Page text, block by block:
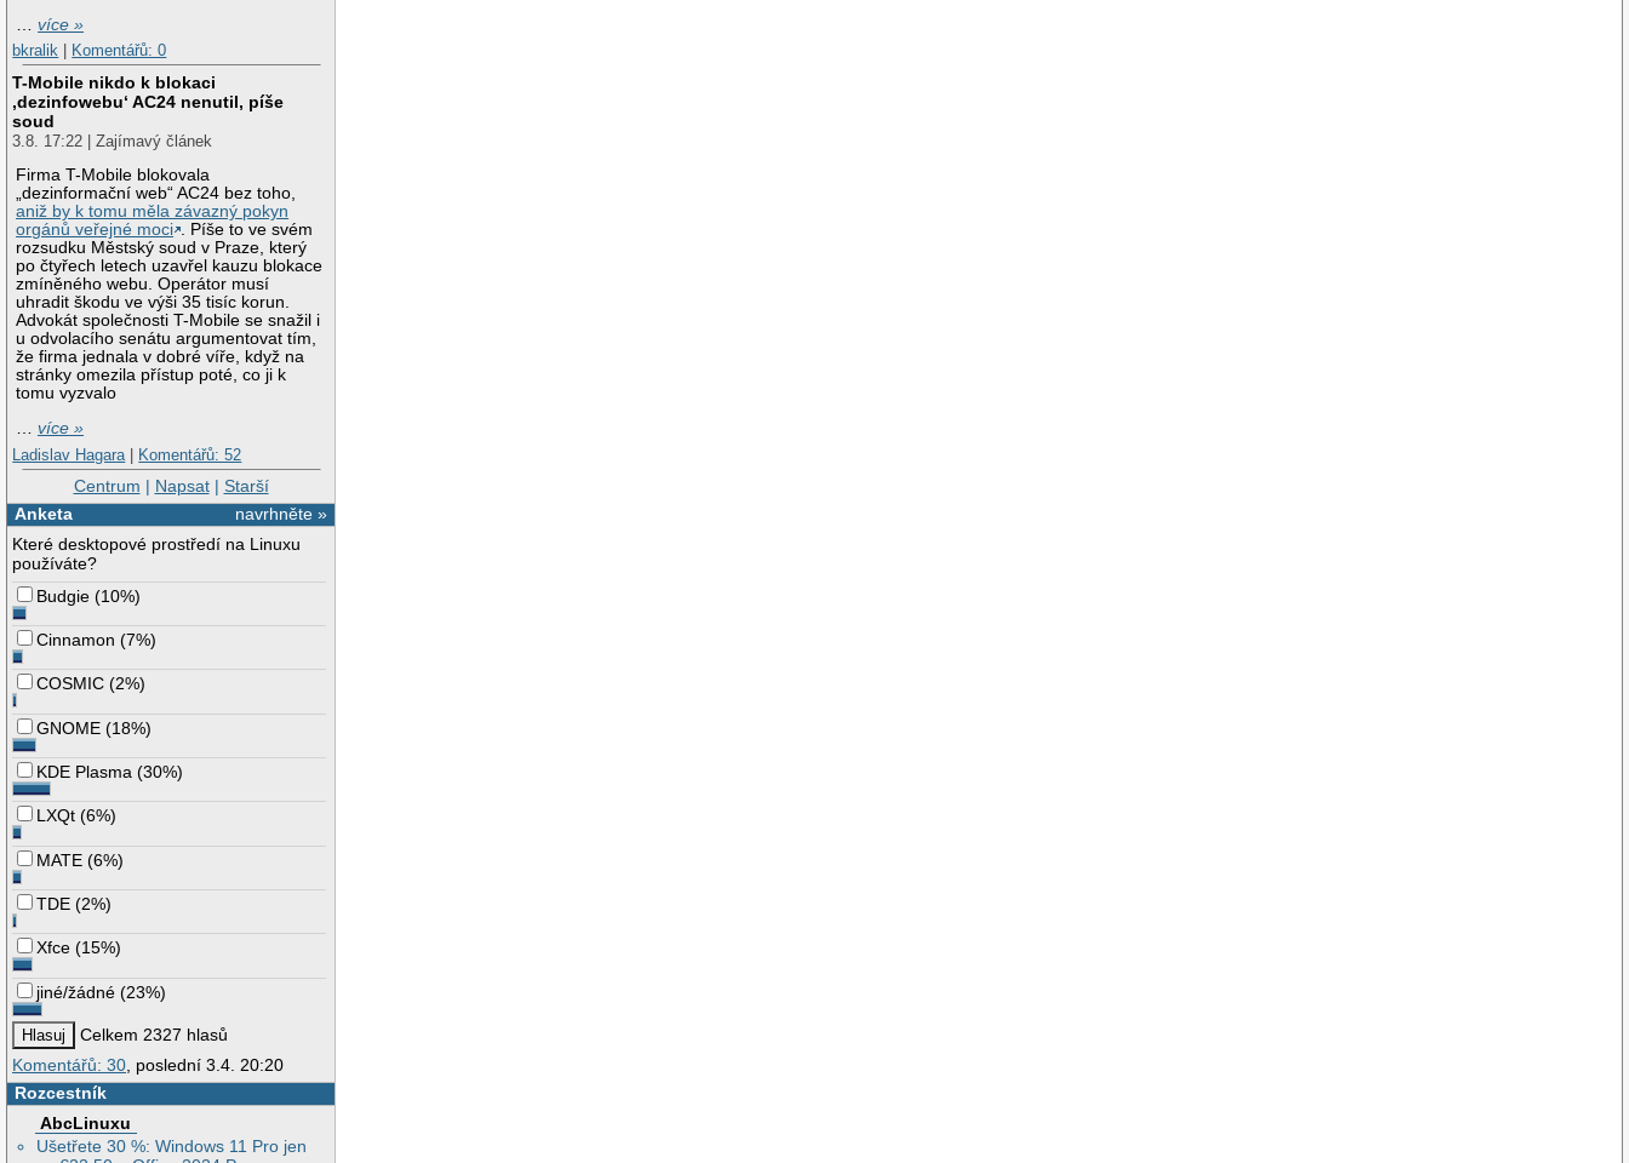
…více »
bkralik
Komentářů: 0
T-Mobile nikdo k blokaci
‚dezinfowebu‘ AC24 nenutil, píše
soud
3.8. 17:22 | Zajímavý článek
Firma T-Mobile blokovala
„dezinformační web“ AC24 bez toho,
aniž by k tomu měla závazný pokyn
orgánů veřejné moci . Píše to ve svém
rozsudku Městský soud v Praze, který
po čtyřech letech uzavřel kauzu blokace
zmíněného webu. Operátor musí
uhradit škodu ve výši 35 tisíc korun.
Advokát společnosti T-Mobile se snažil i
u odvolacího senátu argumentovat tím,
že firma jednala v dobré víře, když na
stránky omezila přístup poté, co ji k
tomu vyzvalo
…více »
Ladislav Hagara | Komentářů: 52
Centrum | Napsat| Starší
navrhněte »
Anketa
Které desktopové prostředí na Linuxu
používáte?
Budgie (10%)
Cinnamon (7%)
COSMIC (2%)
GNOME (18%)
KDE Plasma (30%)
LXQt (6%)
MATE (6%)
TDE (2%)
Xfce (15%)
jiné/žádné (23%)
Celkem 2327 hlasů
Komentářů: 30, poslední 3.4. 20:20
Rozcestník
AbcLinuxu
Ušetřete 30 %: Windows 11 Pro jen